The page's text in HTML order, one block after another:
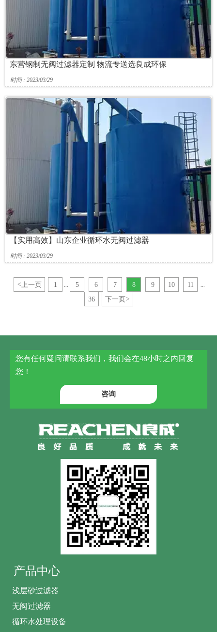
东营钢制无阀过滤器定制 物流专送选良成环保
时间 : 2023/03/29
【实用高效】山东企业循环水无阀过滤器
时间 : 2023/03/29
<上一页 1 5 6 7 8 9 10 11
36 下一页 >
您有任何疑问请联系我们，我们会在48小时之内回复
您！
咨询
产品中心
浅层砂过滤器
无阀过滤器
循环水处理设备